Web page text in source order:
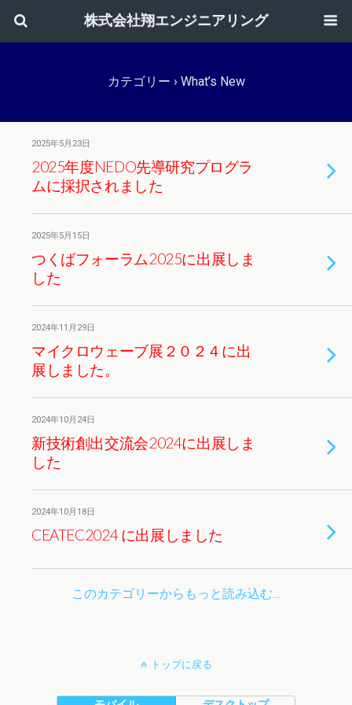
株式会社翔エンジニアリング
カテゴリー › What’s New
2025年5月23日
2025年度NEDO先導研究プログラ
ムに採択されました
2025年5月15日
つくばフォーラム2025に出展しま
した
2024年11月29日
マイクロウェーブ展２０２４に出
展しました。
2024年10月24日
新技術創出交流会2024に出展しま
した
2024年10月18日
CEATEC2024 に出展しました
このカテゴリーからもっと読み込む…
トップに戻る